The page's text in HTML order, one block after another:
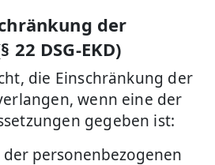
der
DSG-EKD)
die Einschränkung der
wenn eine der
gegeben ist:
personenbezogenen